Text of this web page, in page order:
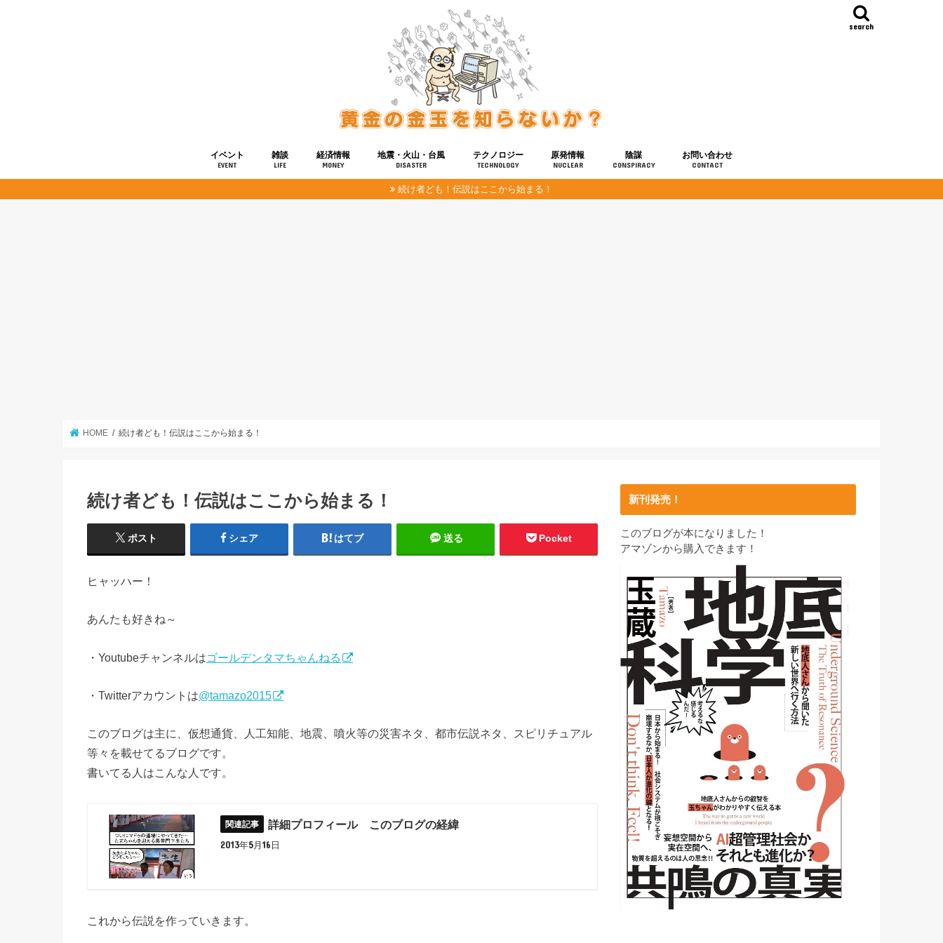
search
イベント
EVENT
雑談
LIFE
経済情報
MONEY
地震・火山・台風
DISASTER
テクノロジー
TECHNOLOGY
健康
宇宙
原発情報
NUCLEAR
陰謀
CONSPIRACY
お問い合わせ
CONTACT
続け者ども！伝説はここから始まる！
HOME 続け者ども！伝説はここから始まる！
続け者ども！伝説はここから始まる！
ポスト シェア はてブ 送る Pocket
ヒャッハー！
あんたも好きね～
・Youtubeチャンネルはゴールデンタマちゃんねる
・Twitterアカウントは@tamazo2015
このブログは主に、仮想通貨、人工知能、地震、噴火等の災害ネタ、都市伝説ネタ、スピリチュアル
等々を載せてるブログです。
書いてる人はこんな人です。
詳細プロフィール このブログの経緯
2013年5月16日
これから伝説を作っていきます。
新刊発売！
このブログが本になりました！
アマゾンから購入できます！